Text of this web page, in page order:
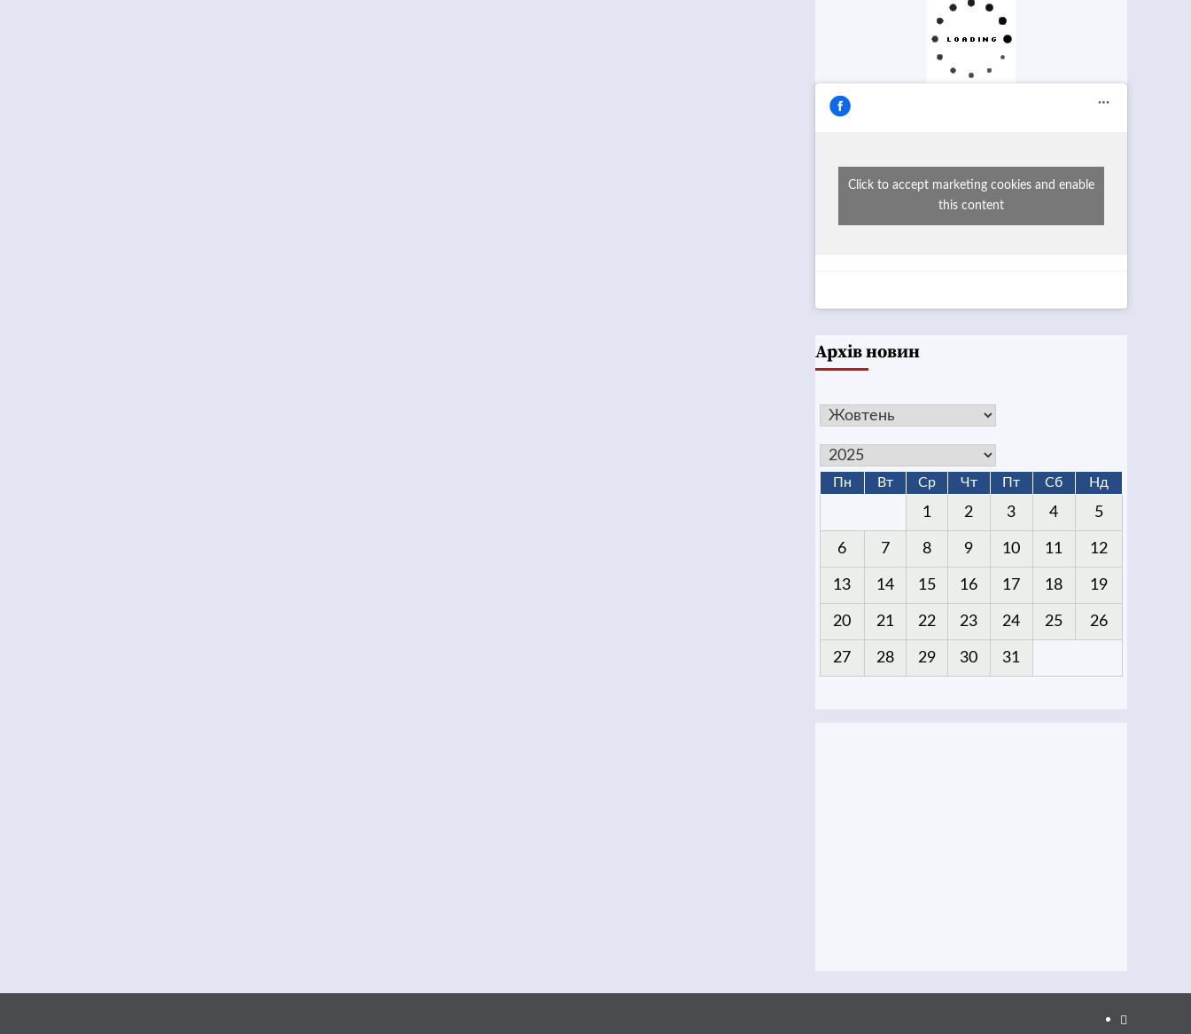
Click to accept marketing cookies and enable
this content
Архів новин
Пн Вт Ср Чт Пт Сб Нд
1 2 3 4 5
6 7 8 9 10 11 12
13 14 15 16 17 18 19
20 21 22 23 24 25 26
27 28 29 30 31
Facebook